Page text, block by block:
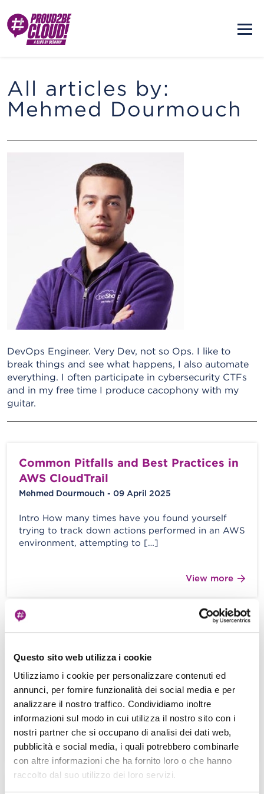
Questo sito web utilizza i cookie
Utilizziamo i cookie per personalizzare contenuti ed
annunci, per fornire funzionalità dei social media e per
analizzare il nostro traffico. Condividiamo inoltre
informazioni sul modo in cui utilizza il nostro sito con i
nostri partner che si occupano di analisi dei dati web,
pubblicità e social media, i quali potrebbero combinarle
con altre informazioni che ha fornito loro o che hanno
raccolto dal suo utilizzo dei loro servizi.
All articles by:
Mehmed Dourmouch
DevOps Engineer. Very Dev, not so Ops. I like to
break things and see what happens, I also automate
everything. I often participate in cybersecurity CTFs
and in my free time I produce cacophony with my
guitar.
Common Pitfalls and Best Practices in
AWS CloudTrail
Mehmed Dourmouch - 09 April 2025
Intro How many times have you found yourself
trying to track down actions performed in an AWS
environment, attempting to […]
View more
Extracting data from SAP in a plug-
Mehmed Dourmouch - 04 December 2024
In a world where data drives business innovation,
the ability to collect, organize, and analyze it
efficiently is crucial. A […]
View more